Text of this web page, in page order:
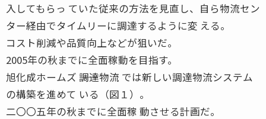
入してもらっ ていた従来の方法を見直し、自ら物流セン
ター経由でタイムリーに調達するように変 える。
コスト削減や品質向上などが狙いだ。
2005年の秋までに全面稼動を目指す。
旭化成ホームズ ――調達物流 では新しい調達物流システム
の構築を進めて いる（図１）。
二〇〇五年の秋までに全面稼 動させる計画だ。